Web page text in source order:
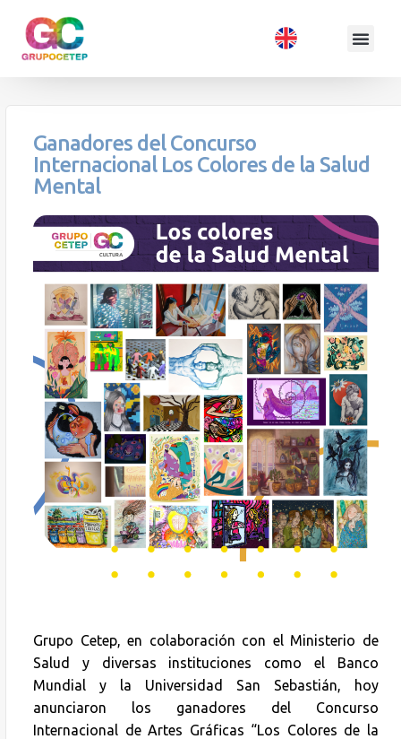
Ganadores del Concurso
Internacional Los Colores de la Salud
Mental
Grupo Cetep, en colaboración con el Ministerio de
Salud y diversas instituciones como el Banco
Mundial y la Universidad San Sebastián, hoy
anunciaron los ganadores del Concurso
Internacional de Artes Gráficas “Los Colores de la